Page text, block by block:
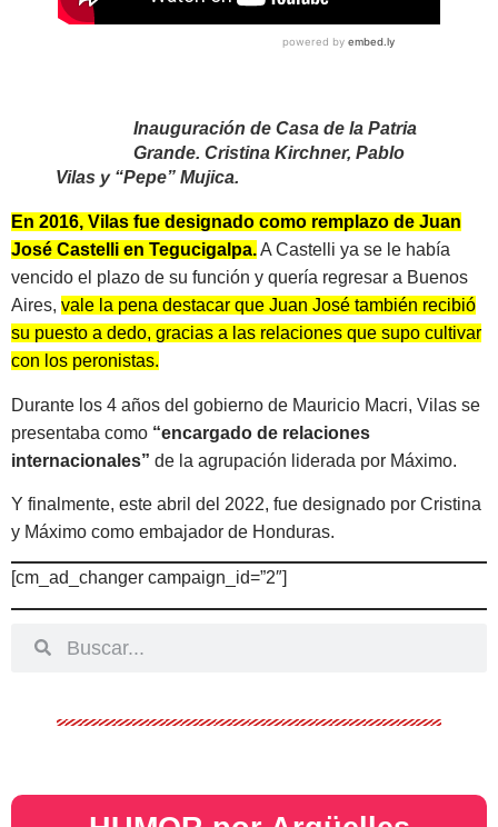
Inauguración de Casa de la Patria
Grande. Cristina Kirchner, Pablo
Vilas y “Pepe” Mujica.
En 2016, Vilas fue designado como remplazo de Juan
José Castelli en Tegucigalpa.A Castelli ya se le había
vencido el plazo de su función y quería regresar a Buenos
Aires, vale la pena destacar que Juan José también recibió
su puesto a dedo, gracias a las relaciones que supo cultivar
con los peronistas.
Durante los 4 años del gobierno de Mauricio Macri, Vilas se
presentaba como “encargado de relaciones
internacionales” de la agrupación liderada por Máximo.
Y finalmente, este abril del 2022, fue designado por Cristina
y Máximo como embajador de Honduras.
[cm_ad_changer campaign_id=”2″]